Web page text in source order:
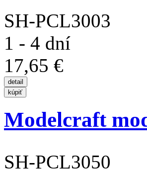
SH-PCL3003
1 - 4 dní
17,65 €
Modelcraft
SH-PCL3050